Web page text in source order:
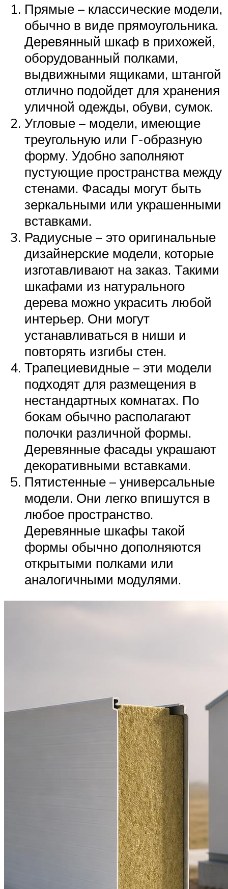
Прямые – классические модели,
обычно в виде прямоугольника.
Деревянный шкаф в прихожей,
оборудованный полками,
выдвижными ящиками, штангой
отлично подойдет для хранения
уличной одежды, обуви, сумок.
Угловые – модели, имеющие
треугольную или Г-образную
форму. Удобно заполняют
пустующие пространства между
стенами. Фасады могут быть
зеркальными или украшенными
вставками.
Радиусные – это оригинальные
дизайнерские модели, которые
изготавливают на заказ. Такими
шкафами из натурального
дерева можно украсить любой
интерьер. Они могут
устанавливаться в ниши и
повторять изгибы стен.
Трапециевидные – эти модели
подходят для размещения в
нестандартных комнатах. По
бокам обычно располагают
полочки различной формы.
Деревянные фасады украшают
декоративными вставками.
Пятистенные – универсальные
модели. Они легко впишутся в
любое пространство.
Деревянные шкафы такой
формы обычно дополняются
открытыми полками или
аналогичными модулями.